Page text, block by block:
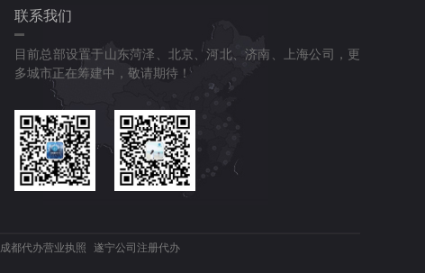
联系我们
目前总部设置于山东菏泽、北京、河北、济南、上海公司，更
多城市正在筹建中，敬请期待！
成都代办营业执照 遂宁公司注册代办